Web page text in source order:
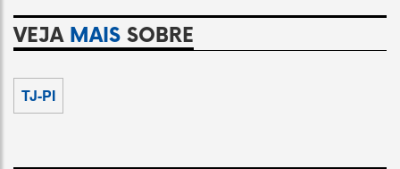
VEJA MAIS SOBRE
TJ-PI